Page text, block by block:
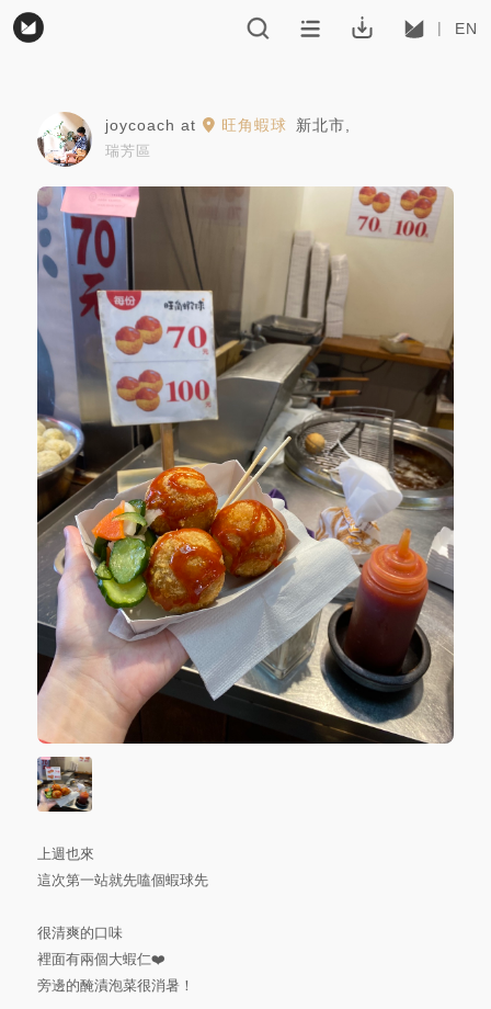
EN
joycoach at 旺角蝦球 新北市
瑞芳區
上週也來
這次第一站就先嗑個蝦球先
很清爽的口味
裡面有兩個大蝦仁❤️
旁邊的醃漬泡菜很消暑！